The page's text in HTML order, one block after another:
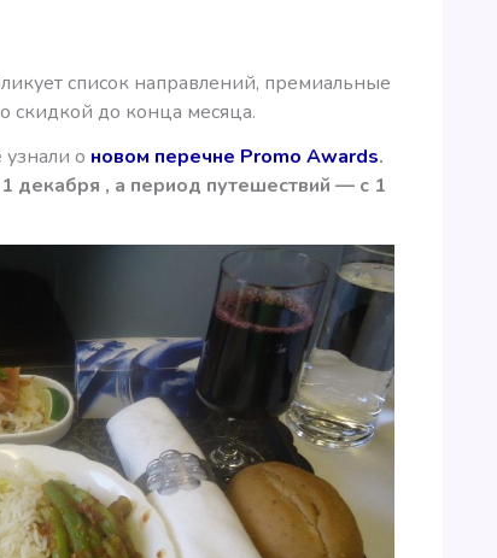
список направлений, премиальные
скидкой до конца месяца.
о новом перечне Promo Awards.
декабря , а период путешествий — с 1